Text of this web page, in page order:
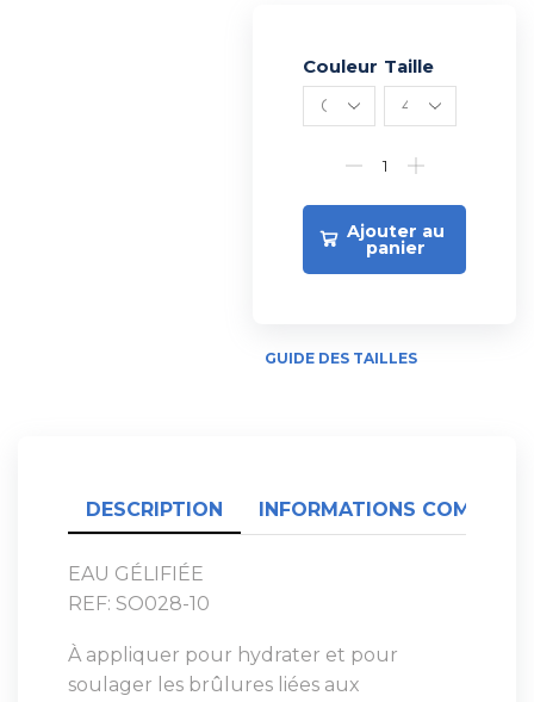
Couleur Taille
Ajouter au
panier
Alternative:
GUIDE DES TAILLES
DESCRIPTION INFORMATIONS
EAU GÉLIFIÉE
REF: SO028-10
À appliquer pour hydrater et pour
soulager les brûlures liées aux